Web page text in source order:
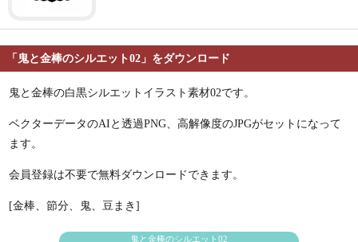
「鬼と金棒のシルエット02」をダウンロード
鬼と金棒の白黒シルエットイラスト素材02です。
ベクターデータのAIと透過PNG、高解像度のJPGがセットになって
ます。
会員登録は不要で無料ダウンロードできます。
[金棒、節分、鬼、豆まき]
鬼と金棒のシルエット02